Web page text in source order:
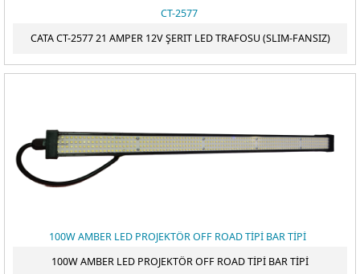
CT-2577
CATA CT-2577 21 AMPER 12V ŞERIT LED TRAFOSU (SLIM-FANSIZ)
100W AMBER LED PROJEKTÖR OFF ROAD TİPİ BAR TİPİ
100W AMBER LED PROJEKTÖR OFF ROAD TİPİ BAR TİPİ